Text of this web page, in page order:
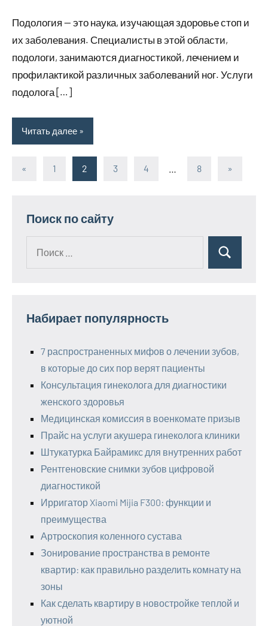
Подология — это наука, изучающая здоровье стоп и
их заболевания. Специалисты в этой области,
подологи, занимаются диагностикой, лечением и
профилактикой различных заболеваний ног. Услуги
подолога […]
Читать далее
Пагинация
«
Предыдущие
1 2 3 4 8 »
Поиск по сайту
Поиск
Набирает популярность
7 распространенных мифов о лечении зубов,
в которые до сих пор верят пациенты
Консультация гинеколога для диагностики
женского здоровья
Медицинская комиссия в военкомате призыв
Прайс на услуги акушера гинеколога клиники
Штукатурка Байрамикс для внутренних работ
Рентгеновские снимки зубов цифровой
диагностикой
Ирригатор Xiaomi Mijia F300: функции и
преимущества
Артроскопия коленного сустава
Зонирование пространства в ремонте
квартир: как правильно разделить комнату на
зоны
Как сделать квартиру в новостройке теплой и
уютной